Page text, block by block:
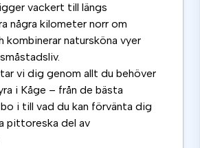
vackert till längs
några kilometer norr om
kombinerar natursköna vyer
vi dig genom allt du behöver
i Kåge – från de bästa
i till vad du kan förvänta dig
pittoreska del av